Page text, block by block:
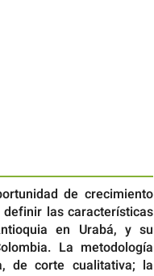
de crecimiento
las características
en Urabá, y su
La metodología
de corte cualitativa; la